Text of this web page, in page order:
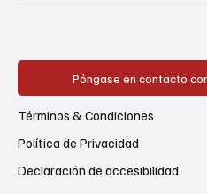
Póngase en contacto
Política de Privacidad
Términos & Condiciones
Declaración de accesibilidad